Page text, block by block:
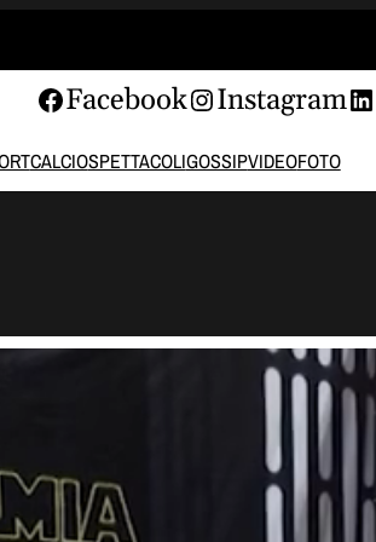
Facebook Instagram
CALCIOSPETTACOLIGOSSIPVIDEOFOTO